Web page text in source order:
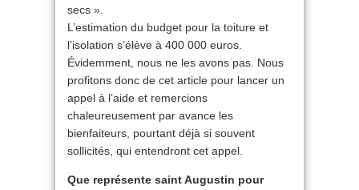
secs ».
L’estimation du budget pour la toiture et
l’isolation s’élève à 400 000 euros.
Évidemment, nous ne les avons pas. Nous
profitons donc de cet article pour lancer un
appel à l’aide et remercions
chaleureusement par avance les
bienfaiteurs, pourtant déjà si souvent
sollicités, qui entendront cet appel.
Que représente saint Augustin pour